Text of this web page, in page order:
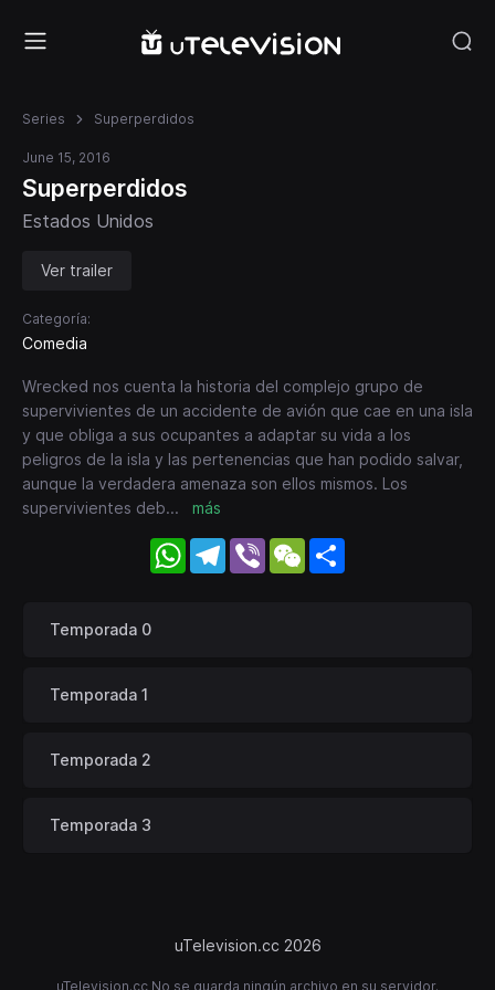
Series Superperdidos
June 15, 2016
Superperdidos
Estados Unidos
Ver trailer
Categoría:
Comedia
Wrecked nos cuenta la historia del complejo grupo de
supervivientes de un accidente de avión que cae en una isla
y que obliga a sus ocupantes a adaptar su vida a los
peligros de la isla y las pertenencias que han podido salvar,
aunque la verdadera amenaza son ellos mismos. Los
supervivientes deb... más
WhatsApp
Telegram
Viber WeChat
Temporada 0
Temporada 1
Temporada 2
Temporada 3
uTelevision.cc 2026
uTelevision.cc No se guarda ningún archivo en su servidor.